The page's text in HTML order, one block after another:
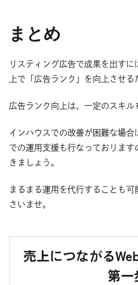
まとめ
リスティング広告で成果を出す
上で「広告ランク」を向上させる
広告ランク向上は、一定のスキル
インハウスでの改善が困難な場合
での運用支援も行なっておりま
きましょう。
まるまる運用を代行することも
さいませ。
売上につながる
第一